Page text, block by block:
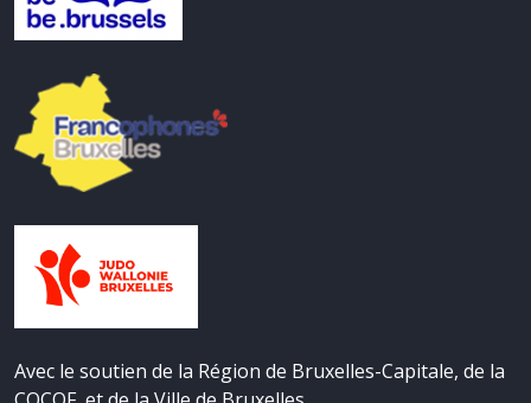
Avec le soutien de la Région de Bruxelles-Capitale, de la